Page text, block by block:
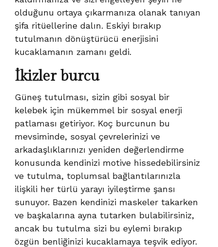
olduğunu ortaya çıkarmanıza olanak tanıyan
şifa ritüellerine dalın. Eskiyi bırakıp
tutulmanın dönüştürücü enerjisini
kucaklamanın zamanı geldi.
İkizler burcu
Güneş tutulması, sizin gibi sosyal bir
kelebek için mükemmel bir sosyal enerji
patlaması getiriyor. Koç burcunun bu
mevsiminde, sosyal çevrelerinizi ve
arkadaşlıklarınızı yeniden değerlendirme
konusunda kendinizi motive hissedebilirsiniz
ve tutulma, toplumsal bağlantılarınızla
ilişkili her türlü yarayı iyileştirme şansı
sunuyor. Bazen kendinizi maskeler takarken
ve başkalarına ayna tutarken bulabilirsiniz,
ancak bu tutulma sizi bu eylemi bırakıp
özgün benliğinizi kucaklamaya teşvik ediyor.